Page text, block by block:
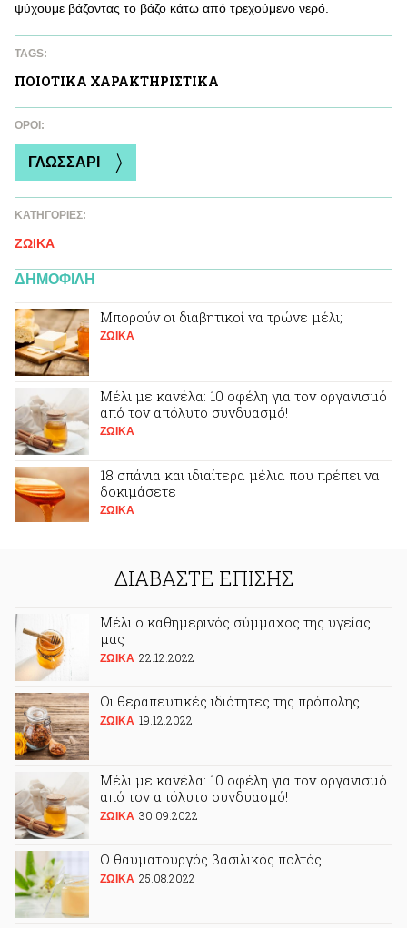
ψύχουμε βάζοντας το βάζο κάτω από τρεχούμενο νερό.
TAGS:
ΠΟΙΟΤΙΚA ΧΑΡΑΚΤΗΡΙΣΤΙΚA
ΌΡΟΙ:
ΓΛΩΣΣΑΡΙ
ΚΑΤΗΓΟΡΙΕΣ:
ΖΩΙΚA
ΔΗΜΟΦΙΛΗ
Μπορούν οι διαβητικοί να τρώνε μέλι;
ΖΩΙΚA
Μέλι με κανέλα: 10 οφέλη για τον οργανισμό
από τον απόλυτο συνδυασμό!
ΖΩΙΚA
18 σπάνια και ιδιαίτερα μέλια που πρέπει να
δοκιμάσετε
ΖΩΙΚA
ΔΙΑΒΑΣΤΕ ΕΠΙΣΗΣ
Μέλι ο καθημερινός σύμμαχος της υγείας
μας
ΖΩΙΚA 22.12.2022
Οι θεραπευτικές ιδιότητες της πρόπολης
ΖΩΙΚA 19.12.2022
Μέλι με κανέλα: 10 οφέλη για τον οργανισμό
από τον απόλυτο συνδυασμό!
ΖΩΙΚA 30.09.2022
Ο θαυματουργός βασιλικός πολτός
ΖΩΙΚA 25.08.2022